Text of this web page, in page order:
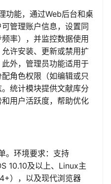
功能，通过Web后台和桌
管理账户信息，设置同
率），并监控数据使用
许安装、更新或禁用扩
外，管理员功能适用于
角色权限（如编辑或只
统计模块提供文献库分
用户活跃度，帮助优化
。环境要求：支持
10.10及以上、Linux主
），以及现代浏览器